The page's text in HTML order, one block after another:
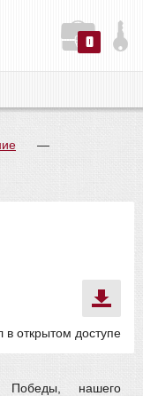
0
—
в открытом доступе
Победы, нашего